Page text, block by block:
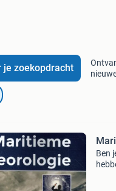
je zoekopdracht
Ben